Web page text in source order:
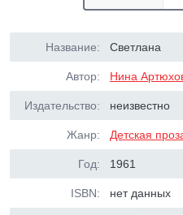
Название: Светлана
Автор: Нина
Издательство: неизвестно
Жанр: Детская
Год: 1961
ISBN: нет данных